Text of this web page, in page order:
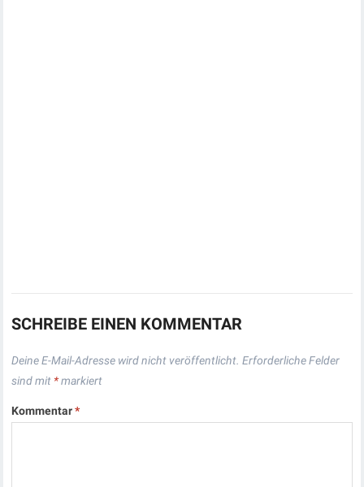
SCHREIBE EINEN KOMMENTAR
Deine E-Mail-Adresse wird nicht veröffentlicht. Erforderliche Felder
sind mit *markiert
Kommentar*